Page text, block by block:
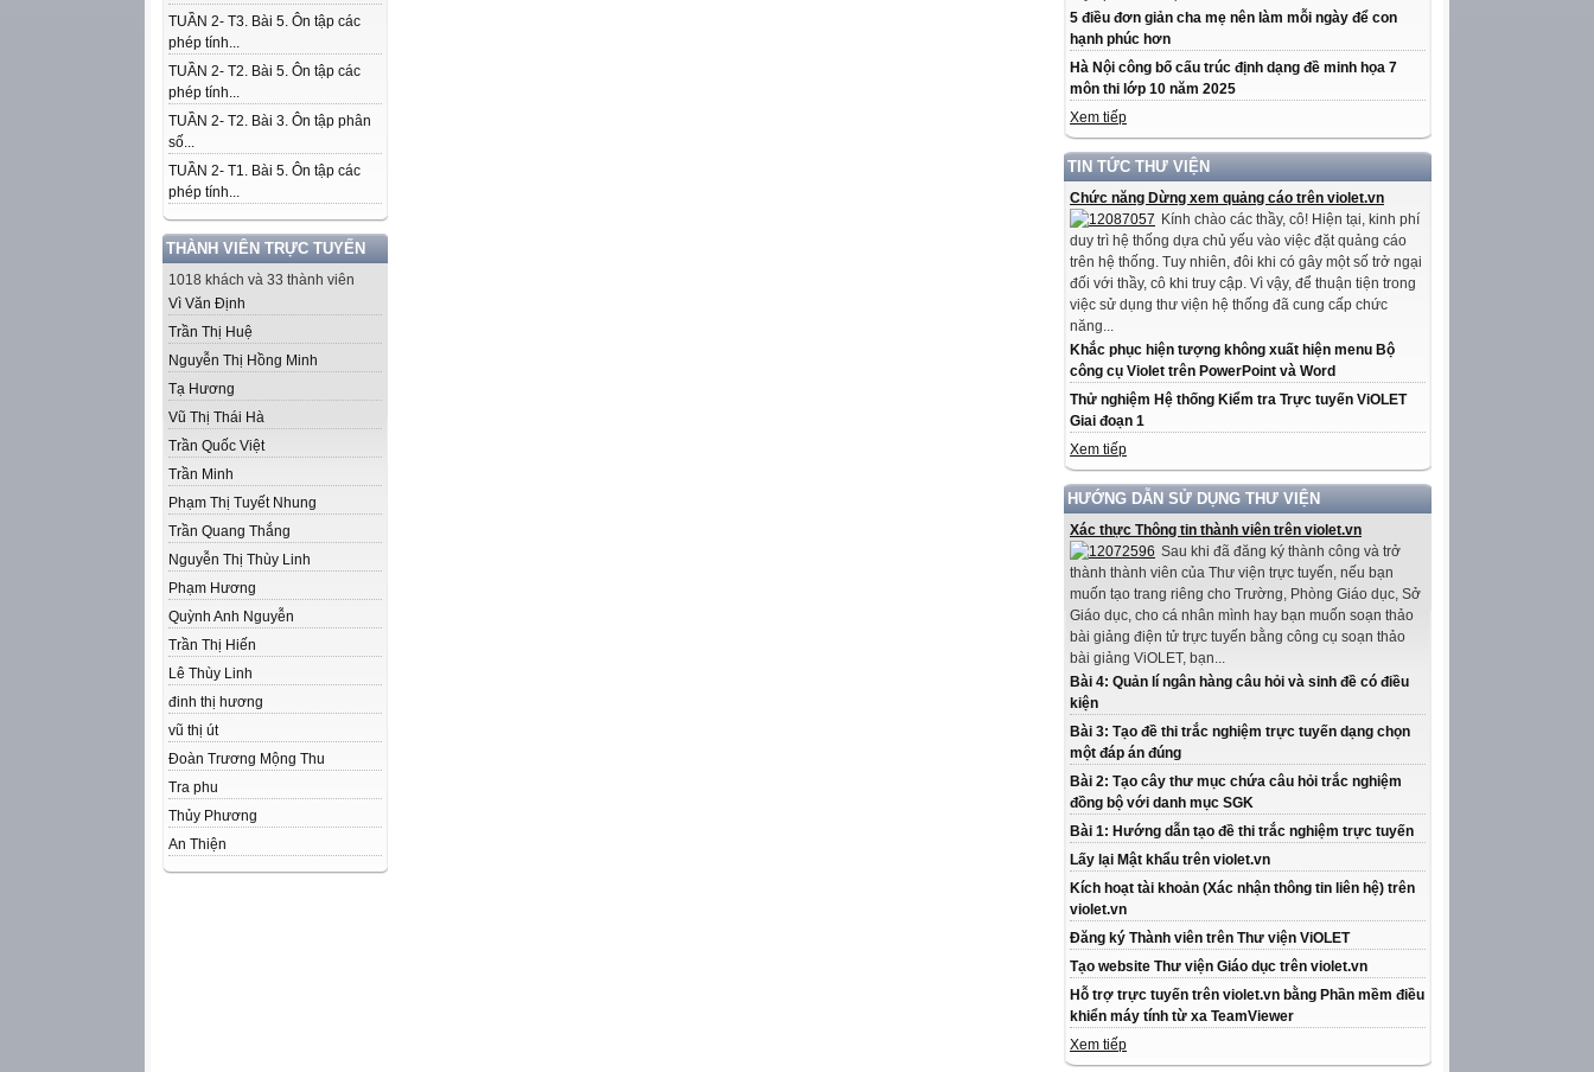
TUẦN 2- T3. Bài 5. Ôn tập các
phép tính...
TUẦN 2- T2. Bài 5. Ôn tập các
phép tính...
TUẦN 2- T2. Bài 3. Ôn tập phân
số...
TUẦN 2- T1. Bài 5. Ôn tập các
phép tính...
THÀNH VIÊN TRỰC TUYẾN
1018 khách và 33 thành viên
Vì Văn Định
Trần Thị Huệ
Nguyễn Thị Hồng Minh
Tạ Hương
Vũ Thị Thái Hà
Trần Quốc Việt
Trần Minh
Phạm Thị Tuyết Nhung
Trần Quang Thắng
Nguyễn Thị Thùy Linh
Phạm Hương
Quỳnh Anh Nguyễn
Trần Thị Hiến
Lê Thùy Linh
đinh thị hương
vũ thị út
Đoàn Trương Mộng Thu
Tra phu
Thủy Phương
An Thiện
5 điều đơn giản cha mẹ nên làm mỗi ngày để con
hạnh phúc hơn
Hà Nội công bố cấu trúc định dạng đề minh họa 7
môn thi lớp 10 năm 2025
Xem tiếp
TIN TỨC THƯ VIỆN
Chức năng Dừng xem quảng cáo trên violet.vn
Kính chào các thầy, cô! Hiện tại, kinh phí
duy trì hệ thống dựa chủ yếu vào việc đặt quảng cáo
trên hệ thống. Tuy nhiên, đôi khi có gây một số trở ngại
đối với thầy, cô khi truy cập. Vì vậy, để thuận tiện trong
việc sử dụng thư viện hệ thống đã cung cấp chức
năng...
Khắc phục hiện tượng không xuất hiện menu Bộ
công cụ Violet trên PowerPoint và Word
Thử nghiệm Hệ thống Kiểm tra Trực tuyến ViOLET
Giai đoạn 1
Xem tiếp
HƯỚNG DẪN SỬ DỤNG THƯ VIỆN
Xác thực Thông tin thành viên trên violet.vn
Sau khi đã đăng ký thành công và trở
thành thành viên của Thư viện trực tuyến, nếu bạn
muốn tạo trang riêng cho Trường, Phòng Giáo dục, Sở
Giáo dục, cho cá nhân mình hay bạn muốn soạn thảo
bài giảng điện tử trực tuyến bằng công cụ soạn thảo
bài giảng ViOLET, bạn...
Bài 4: Quản lí ngân hàng câu hỏi và sinh đề có điều
kiện
Bài 3: Tạo đề thi trắc nghiệm trực tuyến dạng chọn
một đáp án đúng
Bài 2: Tạo cây thư mục chứa câu hỏi trắc nghiệm
đồng bộ với danh mục SGK
Bài 1: Hướng dẫn tạo đề thi trắc nghiệm trực tuyến
Lấy lại Mật khẩu trên violet.vn
Kích hoạt tài khoản (Xác nhận thông tin liên hệ) trên
violet.vn
Đăng ký Thành viên trên Thư viện ViOLET
Tạo website Thư viện Giáo dục trên violet.vn
Hỗ trợ trực tuyến trên violet.vn bằng Phần mềm điều
khiển máy tính từ xa TeamViewer
Xem tiếp